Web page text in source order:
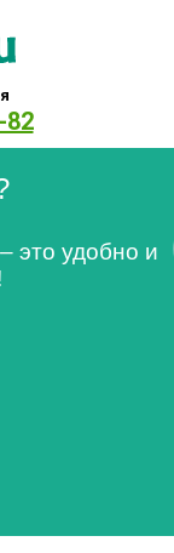
82
это удобно и